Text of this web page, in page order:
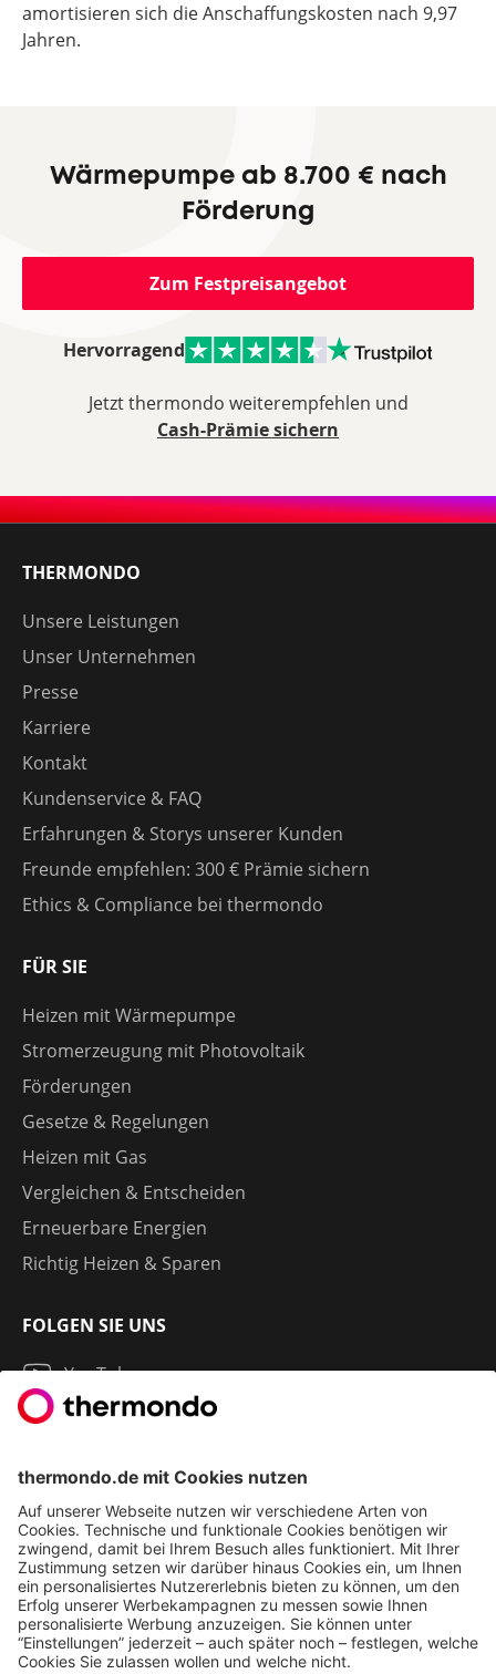
amortisieren sich die Anschaffungskosten nach 9,97
Jahren.
Wärmepumpe ab 8.700 € nach
Förderung
Zum Festpreisangebot
Hervorragend
Jetzt thermondo weiterempfehlen und
Cash-Prämie sichern
THERMONDO
Unsere Leistungen
Unser Unternehmen
Presse
Karriere
Kontakt
Kundenservice & FAQ
Erfahrungen & Storys unserer Kunden
Freunde empfehlen: 300 € Prämie sichern
Ethics & Compliance bei thermondo
FÜR SIE
Heizen mit Wärmepumpe
Stromerzeugung mit Photovoltaik
Förderungen
Gesetze & Regelungen
Heizen mit Gas
Vergleichen & Entscheiden
Erneuerbare Energien
Richtig Heizen & Sparen
FOLGEN SIE UNS
YouTube
Instagram
2013 - 2026 | THERMONDO GMBH
COOKIE-EINSTELLUNGEN
IMPRESSUM